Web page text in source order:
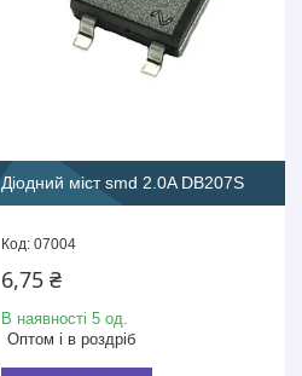
Діодний міст smd 2.0A DB207S
07004
6,75 ₴
В наявності 5 од.
Оптом і в роздріб